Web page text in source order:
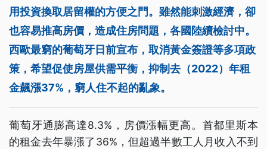
用投資換取居留權的方便之門。雖然能刺激經濟，卻
也容易推高房價，造成住房問題，各國陸續檢討中。
西歐最窮的葡萄牙日前宣布，取消黃金簽證等多項政
策，希望促使房屋供需平衡，抑制去（2022）年租
金飆漲37%，窮人住不起的亂象。
葡萄牙通膨高達8.3%，房價漲幅更高。首都里斯本
的租金去年暴漲了36%，但超過半數工人月收入不到